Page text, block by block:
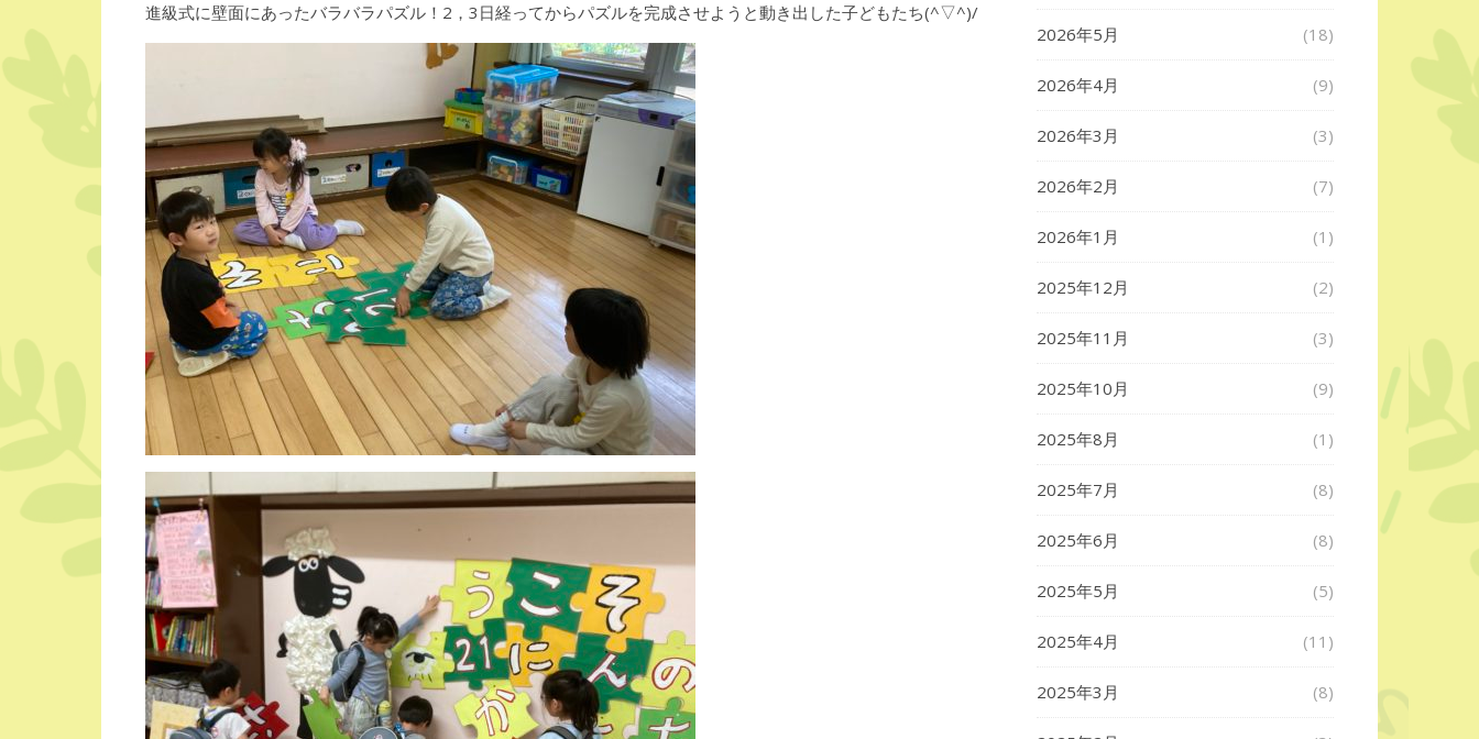
進級式に壁面にあったバラバラパズル！2，3日経ってからパズルを完成させようと動き出した子どもたち(^▽^)/
2026年5月 (18)
2026年4月 (9)
2026年3月 (3)
2026年2月 (7)
2026年1月 (1)
2025年12月 (2)
2025年11月 (3)
2025年10月 (9)
2025年8月 (1)
2025年7月 (8)
2025年6月 (8)
2025年5月 (5)
2025年4月 (11)
2025年3月 (8)